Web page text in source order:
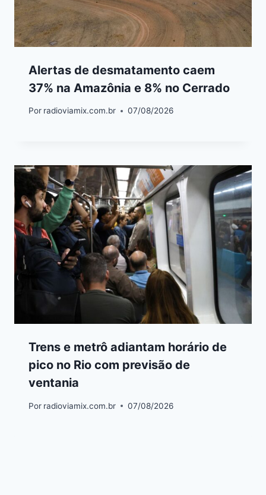
Alertas de desmatamento caem
37% na Amazônia e 8% no Cerrado
Por radioviamix.com.br 07/08/2026
Trens e metrô adiantam horário de
pico no Rio com previsão de
ventania
Por radioviamix.com.br 07/08/2026